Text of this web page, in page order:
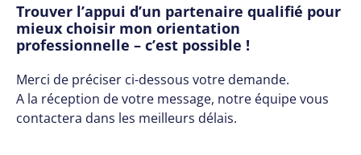
Trouver l’appui d’un partenaire qualifié pour
mieux choisir mon orientation
professionnelle – c’est possible !
Merci de préciser ci-dessous votre demande.
A la réception de votre message, notre équipe vous
contactera dans les meilleurs délais.